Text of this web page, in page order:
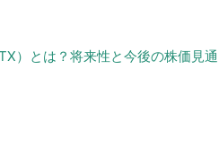
）とは？将来性と今後の株価見通